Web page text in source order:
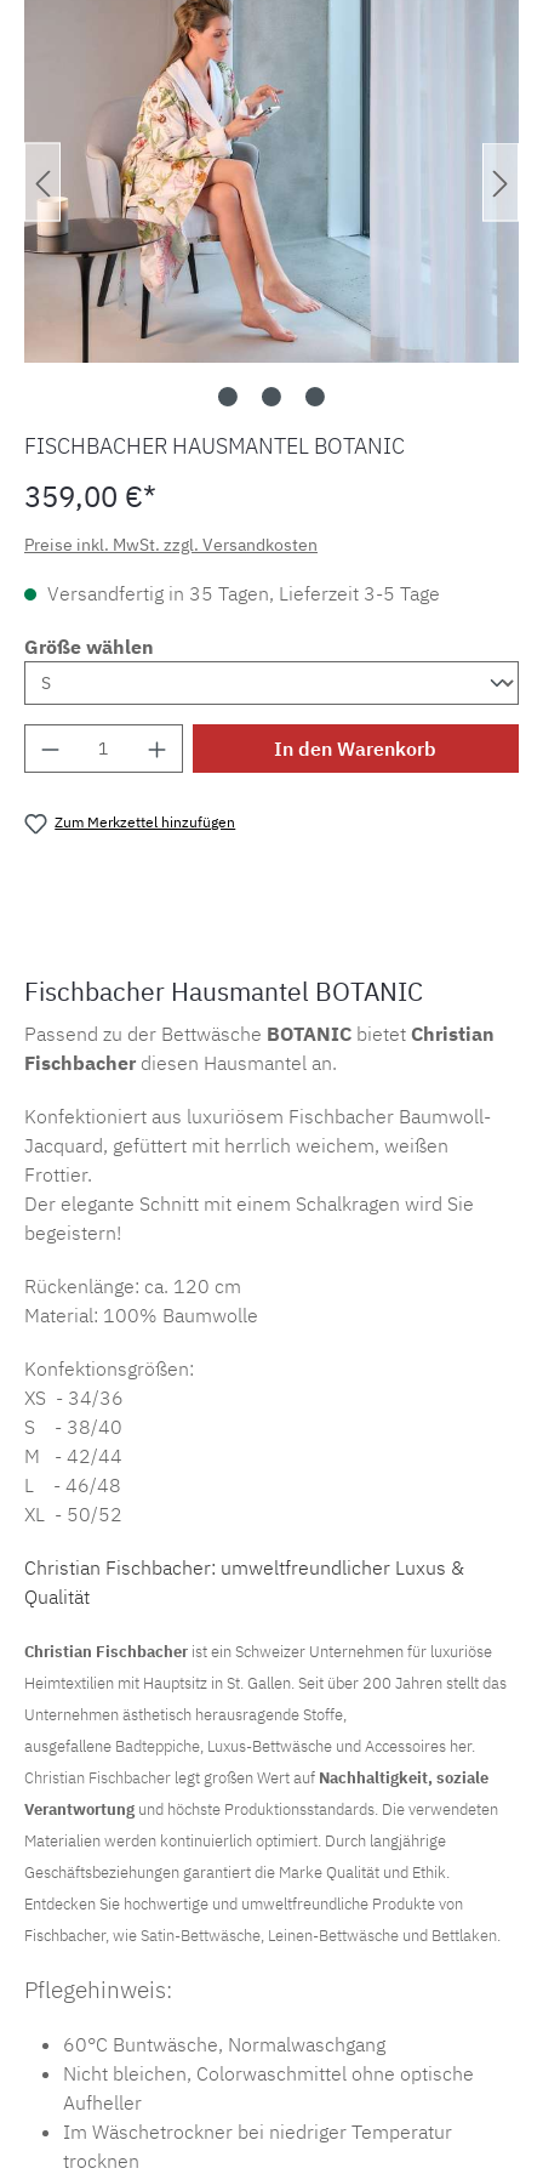
FISCHBACHER HAUSMANTEL BOTANIC
359,00 €*
Preise inkl. MwSt. zzgl. Versandkosten
Versandfertig in 35 Tagen, Lieferzeit 3-5 Tage
Größe wählen
Produkt Anzahl: Gib den gewünschten
In den Warenkorb
Zum Merkzettel hinzufügen
Fischbacher Hausmantel BOTANIC
Passend zu der Bettwäsche BOTANIC bietet Christian
Fischbacher diesen Hausmantel an.
Konfektioniert aus luxuriösem Fischbacher Baumwoll-
Jacquard, gefüttert mit herrlich weichem, weißen
Frottier.
Der elegante Schnitt mit einem Schalkragen wird Sie
begeistern!
Rückenlänge: ca. 120 cm
Material: 100% Baumwolle
Konfektionsgrößen:
XS - 34/36
S - 38/40
M - 42/44
L - 46/48
XL - 50/52
Christian Fischbacher: umweltfreundlicher Luxus &
Qualität
Christian Fischbacher ist ein Schweizer Unternehmen für luxuriöse
Heimtextilien mit Hauptsitz in St. Gallen. Seit über 200 Jahren stellt das
Unternehmen ästhetisch herausragende Stoffe,
ausgefallene Badteppiche, Luxus-Bettwäsche und Accessoires her.
Christian Fischbacher legt großen Wert auf Nachhaltigkeit, soziale
Verantwortung und höchste Produktionsstandards. Die verwendeten
Materialien werden kontinuierlich optimiert. Durch langjährige
Geschäftsbeziehungen garantiert die Marke Qualität und Ethik.
Entdecken Sie hochwertige und umweltfreundliche Produkte von
Fischbacher, wie Satin-Bettwäsche, Leinen-Bettwäsche und Bettlaken.
Pflegehinweis:
60°C Buntwäsche, Normalwaschgang
Nicht bleichen, Colorwaschmittel ohne optische
Aufheller
Im Wäschetrockner bei niedriger Temperatur
trocknen